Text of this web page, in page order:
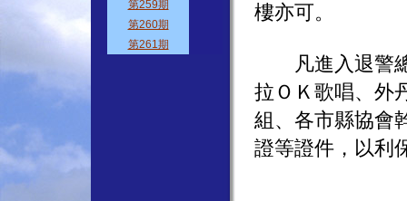
樓亦可。
凡進入退警總
拉ＯＫ歌唱、外
組、各市縣協會
證等證件，以利